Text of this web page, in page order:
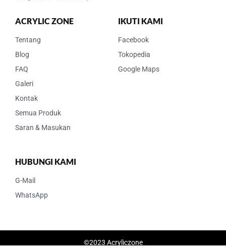
ACRYLIC ZONE
Tentang
Blog
FAQ
Galeri
Kontak
Semua Produk
Saran & Masukan
IKUTI KAMI
Facebook
Tokopedia
Google Maps
HUBUNGI KAMI
G-Mail
WhatsApp
©2023 Acryliczone